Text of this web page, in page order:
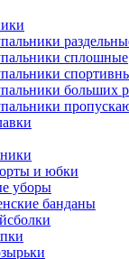
сплошные
больших
и юбки
уборы
банданы